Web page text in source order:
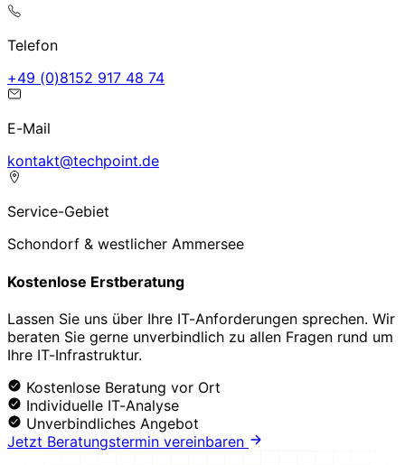
Telefon
47 84 719 2518(0) 94+
E-Mail
ed.tniophcet@tkatnok
Service-Gebiet
Schondorf & westlicher Ammersee
Kostenlose Erstberatung
Lassen Sie uns über Ihre IT-Anforderungen sprechen. Wir
beraten Sie gerne unverbindlich zu allen Fragen rund um
Ihre IT-Infrastruktur.
Kostenlose Beratung vor Ort
Individuelle IT-Analyse
Unverbindliches Angebot
Jetzt Beratungstermin vereinbaren